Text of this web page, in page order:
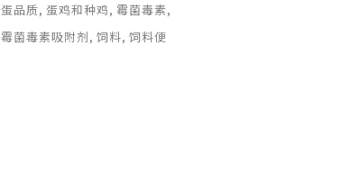
蛋品质 蛋鸡和种鸡 霉菌毒素
霉菌毒素吸附剂 饲料 饲料便